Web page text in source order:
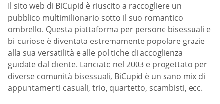
Il sito web di BiCupid è riuscito a raccogliere un
pubblico multimilionario sotto il suo romantico
ombrello. Questa piattaforma per persone bisessuali e
bi-curiose è diventata estremamente popolare grazie
alla sua versatilità e alle politiche di accoglienza
guidate dal cliente. Lanciato nel 2003 e progettato per
diverse comunità bisessuali, BiCupid è un sano mix di
appuntamenti casuali, trio, quartetto, scambisti, ecc.